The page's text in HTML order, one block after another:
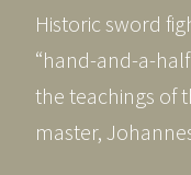
Historic sword
“hand-and-a-
the teachings of
master,